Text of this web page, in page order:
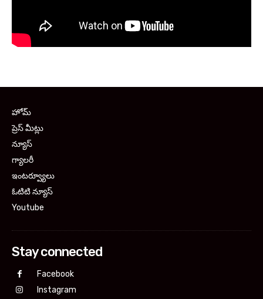
హోమ్
ప్రెస్ మీట్లు
న్యూస్
గ్యాలరీ
ఇంటర్వ్యూలు
ఓటిటి న్యూస్
Youtube
Stay connected
Facebook
Instagram